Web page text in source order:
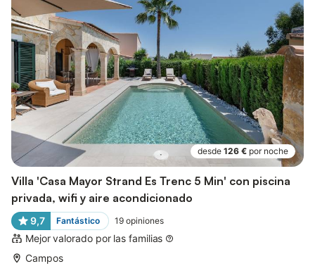
desde 126 € por noche
Villa 'Casa Mayor Strand Es Trenc 5 Min' con piscina
privada, wifi y aire acondicionado
9,7 Fantástico 19 opiniones
Mejor valorado por las familias
Campos